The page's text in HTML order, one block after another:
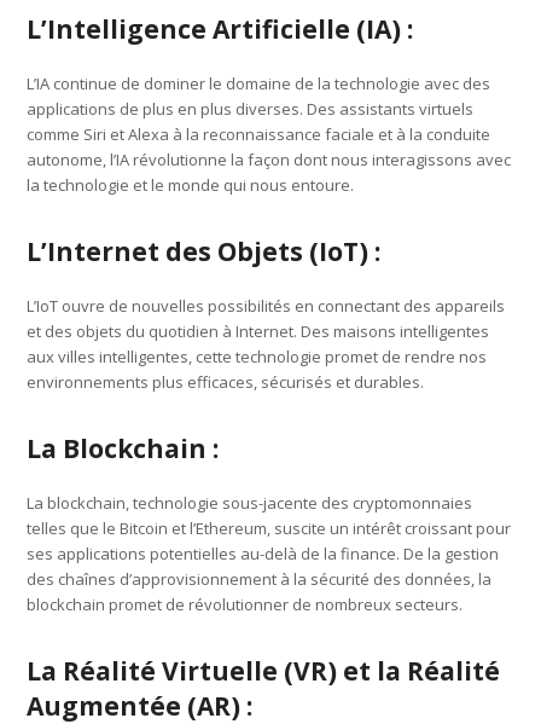
L’Intelligence Artificielle (IA) :
L’IA continue de dominer le domaine de la technologie avec des
applications de plus en plus diverses. Des assistants virtuels
comme Siri et Alexa à la reconnaissance faciale et à la conduite
autonome, l’IA révolutionne la façon dont nous interagissons avec
la technologie et le monde qui nous entoure.
L’Internet des Objets (IoT) :
L’IoT ouvre de nouvelles possibilités en connectant des appareils
et des objets du quotidien à Internet. Des maisons intelligentes
aux villes intelligentes, cette technologie promet de rendre nos
environnements plus efficaces, sécurisés et durables.
La Blockchain :
La blockchain, technologie sous-jacente des cryptomonnaies
telles que le Bitcoin et l’Ethereum, suscite un intérêt croissant pour
ses applications potentielles au-delà de la finance. De la gestion
des chaînes d’approvisionnement à la sécurité des données, la
blockchain promet de révolutionner de nombreux secteurs.
La Réalité Virtuelle (VR) et la Réalité
Augmentée (AR) :